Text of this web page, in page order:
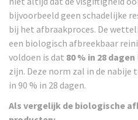
bijvoorbeeld geen schadelijke
bij het afbraakproces. De
een biologisch afbreekbaar
voldoen is dat 80 % in 28 dagen
zijn. Deze norm zal in de
in 90 % in 28 dagen.
Als vergelijk de biologische